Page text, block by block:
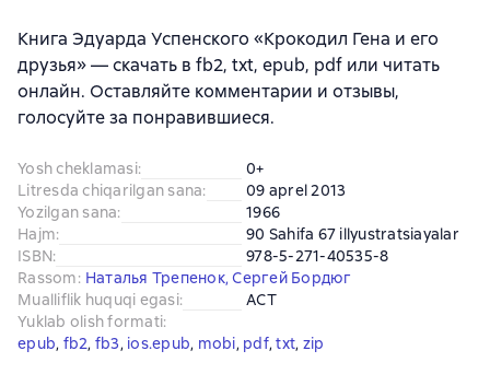
Книга Эдуарда Успенского «Крокодил Гена и его
друзья» — скачать в fb2, txt, epub, pdf или читать
онлайн. Оставляйте комментарии и отзывы,
голосуйте за понравившиеся.
Yosh cheklamasi:
0+
Litresda chiqarilgan sana:
09 aprel 2013
Yozilgan sana:
1966
Hajm:
90 Sahifa 67 illyustratsiayalar
ISBN:
978-5-271-40535-8
Rassom: Наталья Трепенок,Сергей Бордюг
Mualliflik huquqi egasi:
АСТ
Yuklab olish formati:
epub, fb2, fb3, ios.epub, mobi, pdf, txt, zip